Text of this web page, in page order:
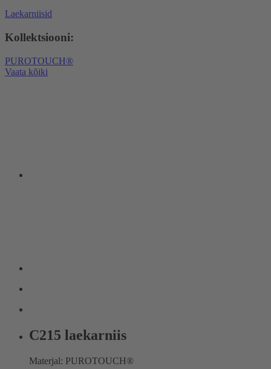
Laekarniisid
Kollektsiooni:
PUROTOUCH®
Vaata kõiki
C215 laekarniis
Materjal: PUROTOUCH®